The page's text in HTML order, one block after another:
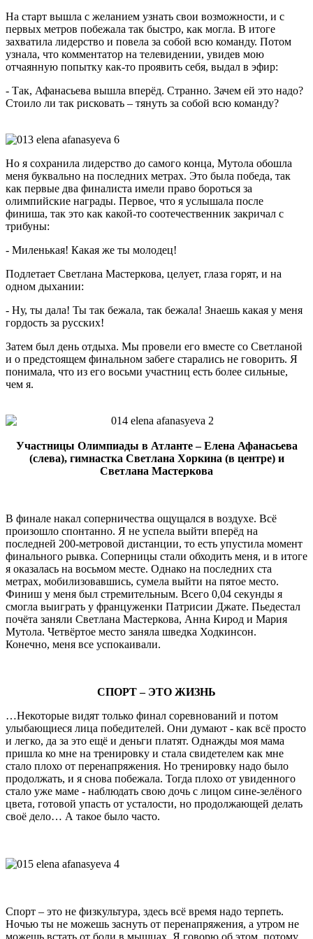
На старт вышла с желанием узнать свои возможности, и с
первых метров побежала так быстро, как могла. В итоге
захватила лидерство и повела за собой всю команду. Потом
узнала, что комментатор на телевидении, увидев мою
отчаянную попытку как-то проявить себя, выдал в эфир:
- Так, Афанасьева вышла вперёд. Странно. Зачем ей это надо?
Стоило ли так рисковать – тянуть за собой всю команду?
Но я сохранила лидерство до самого конца, Мутола обошла
меня буквально на последних метрах. Это была победа, так
как первые два финалиста имели право бороться за
олимпийские награды. Первое, что я услышала после
финиша, так это как какой-то соотечественник закричал с
трибуны:
- Миленькая! Какая же ты молодец!
Подлетает Светлана Мастеркова, целует, глаза горят, и на
одном дыхании:
- Ну, ты дала! Ты так бежала, так бежала! Знаешь какая у меня
гордость за русских!
Затем был день отдыха. Мы провели его вместе со Светланой
и о предстоящем финальном забеге старались не говорить. Я
понимала, что из его восьми участниц есть более сильные,
чем я.
Участницы Олимпиады в Атланте – Елена Афанасьева
(слева), гимнастка Светлана Хоркина (в центре) и
Светлана Мастеркова
В финале накал соперничества ощущался в воздухе. Всё
произошло спонтанно. Я не успела выйти вперёд на
последней 200-метровой дистанции, то есть упустила момент
финального рывка. Соперницы стали обходить меня, и в итоге
я оказалась на восьмом месте. Однако на последних ста
метрах, мобилизовавшись, сумела выйти на пятое место.
Финиш у меня был стремительным. Всего 0,04 секунды я
смогла выиграть у француженки Патрисии Джате. Пьедестал
почёта заняли Светлана Мастеркова, Анна Кирод и Мария
Мутола. Четвёртое место заняла шведка Ходкинсон.
Конечно, меня все успокаивали.
СПОРТ – ЭТО ЖИЗНЬ
…Некоторые видят только финал соревнований и потом
улыбающиеся лица победителей. Они думают - как всё просто
и легко, да за это ещё и деньги платят. Однажды моя мама
пришла ко мне на тренировку и стала свидетелем как мне
стало плохо от перенапряжения. Но тренировку надо было
продолжать, и я снова побежала. Тогда плохо от увиденного
стало уже маме - наблюдать свою дочь с лицом сине-зелёного
цвета, готовой упасть от усталости, но продолжающей делать
своё дело… А такое было часто.
Спорт – это не физкультура, здесь всё время надо терпеть.
Ночью ты не можешь заснуть от перенапряжения, а утром не